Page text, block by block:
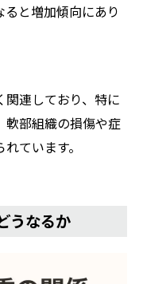
と増加傾向にあり
連しており、特に
軟部組織の損傷や症
ています。
うなるか